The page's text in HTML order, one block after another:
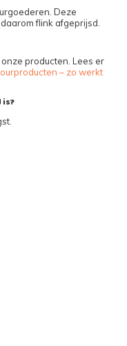
Deze
flink afgeprijsd.
producten. Lees er
– zo werkt
is?